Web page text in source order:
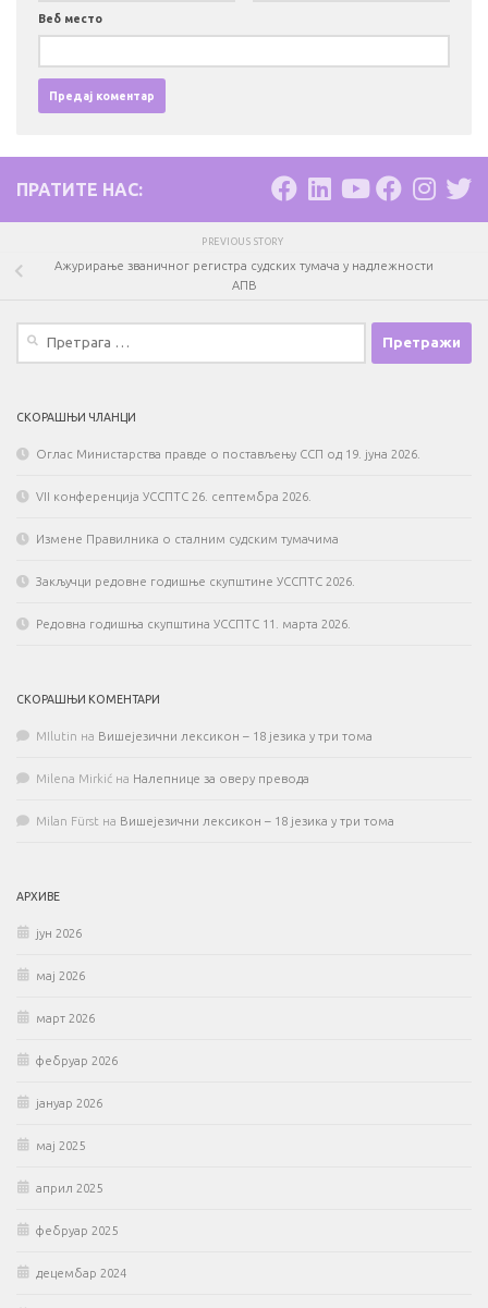
Веб место
ПРАТИТЕ НАС:
PREVIOUS STORY
Ажурирање званичног регистра судских тумача у надлежности
АПВ
СКОРАШЊИ ЧЛАНЦИ
Оглас Министарства правде о постављењу ССП од 19. јуна 2026.
VII конференција УССПТС 26. септембра 2026.
Измене Правилника о сталним судским тумачима
Закључци редовне годишње скупштине УССПТС 2026.
Редовна годишња скупштина УССПТС 11. марта 2026.
СКОРАШЊИ КОМЕНТАРИ
MIlutin на Вишејезични лексикон – 18 језика у три тома
Milena Mirkić на Налепнице за оверу превода
Milan Fürst на Вишејезични лексикон – 18 језика у три тома
АРХИВЕ
јун 2026
мај 2026
март 2026
фебруар 2026
јануар 2026
мај 2025
април 2025
фебруар 2025
децембар 2024